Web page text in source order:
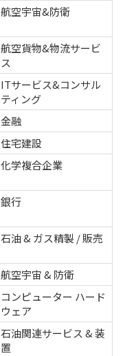
航空宇宙&防衛
航空貨物&物流サービ
ス
ITサービス&コンサル
ティング
金融
住宅建設
化学複合企業
銀行
石油 & ガス精製 / 販売
航空宇宙 & 防衛
コンピューター ハード
ウェア
石油関連サービス & 装
置